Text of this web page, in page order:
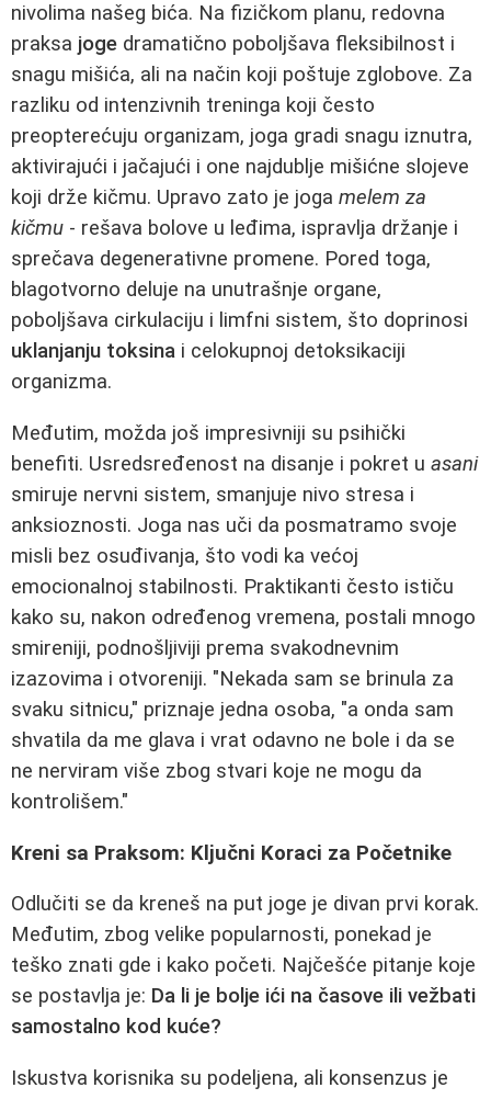
nivolima našeg bića. Na fizičkom planu, redovna
praksa joge dramatično poboljšava fleksibilnost i
snagu mišića, ali na način koji poštuje zglobove. Za
razliku od intenzivnih treninga koji često
preopterećuju organizam, joga gradi snagu iznutra,
aktivirajući i jačajući i one najdublje mišićne slojeve
koji drže kičmu. Upravo zato je joga melem za
kičmu - rešava bolove u leđima, ispravlja držanje i
sprečava degenerativne promene. Pored toga,
blagotvorno deluje na unutrašnje organe,
poboljšava cirkulaciju i limfni sistem, što doprinosi
uklanjanju toksina i celokupnoj detoksikaciji
organizma.
Međutim, možda još impresivniji su psihički
benefiti. Usredsređenost na disanje i pokret u asani
smiruje nervni sistem, smanjuje nivo stresa i
anksioznosti. Joga nas uči da posmatramo svoje
misli bez osuđivanja, što vodi ka većoj
emocionalnoj stabilnosti. Praktikanti često ističu
kako su, nakon određenog vremena, postali mnogo
smireniji, podnošljiviji prema svakodnevnim
izazovima i otvoreniji. "Nekada sam se brinula za
svaku sitnicu," priznaje jedna osoba, "a onda sam
shvatila da me glava i vrat odavno ne bole i da se
ne nerviram više zbog stvari koje ne mogu da
kontrolišem."
Kreni sa Praksom: Ključni Koraci za Početnike
Odlučiti se da kreneš na put joge je divan prvi korak.
Međutim, zbog velike popularnosti, ponekad je
teško znati gde i kako početi. Najčešće pitanje koje
se postavlja je: Da li je bolje ići na časove ili vežbati
samostalno kod kuće?
Iskustva korisnika su podeljena, ali konsenzus je